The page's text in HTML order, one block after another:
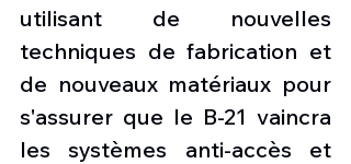
utilisant de nouvelles
techniques de fabrication et
de nouveaux matériaux pour
s'assurer que le B-21 vaincra
les systèmes anti-accès et